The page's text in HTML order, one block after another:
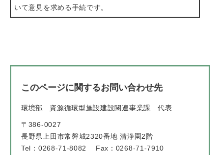
いて意見を求める手続です。
このページに関するお問い合わせ先
環境部 資源循環型施設建設関連事業課 代表
〒386-0027
長野県上田市常磐城2320番地 清浄園2階
Tel：0268-71-8082
Fax：0268-71-7910